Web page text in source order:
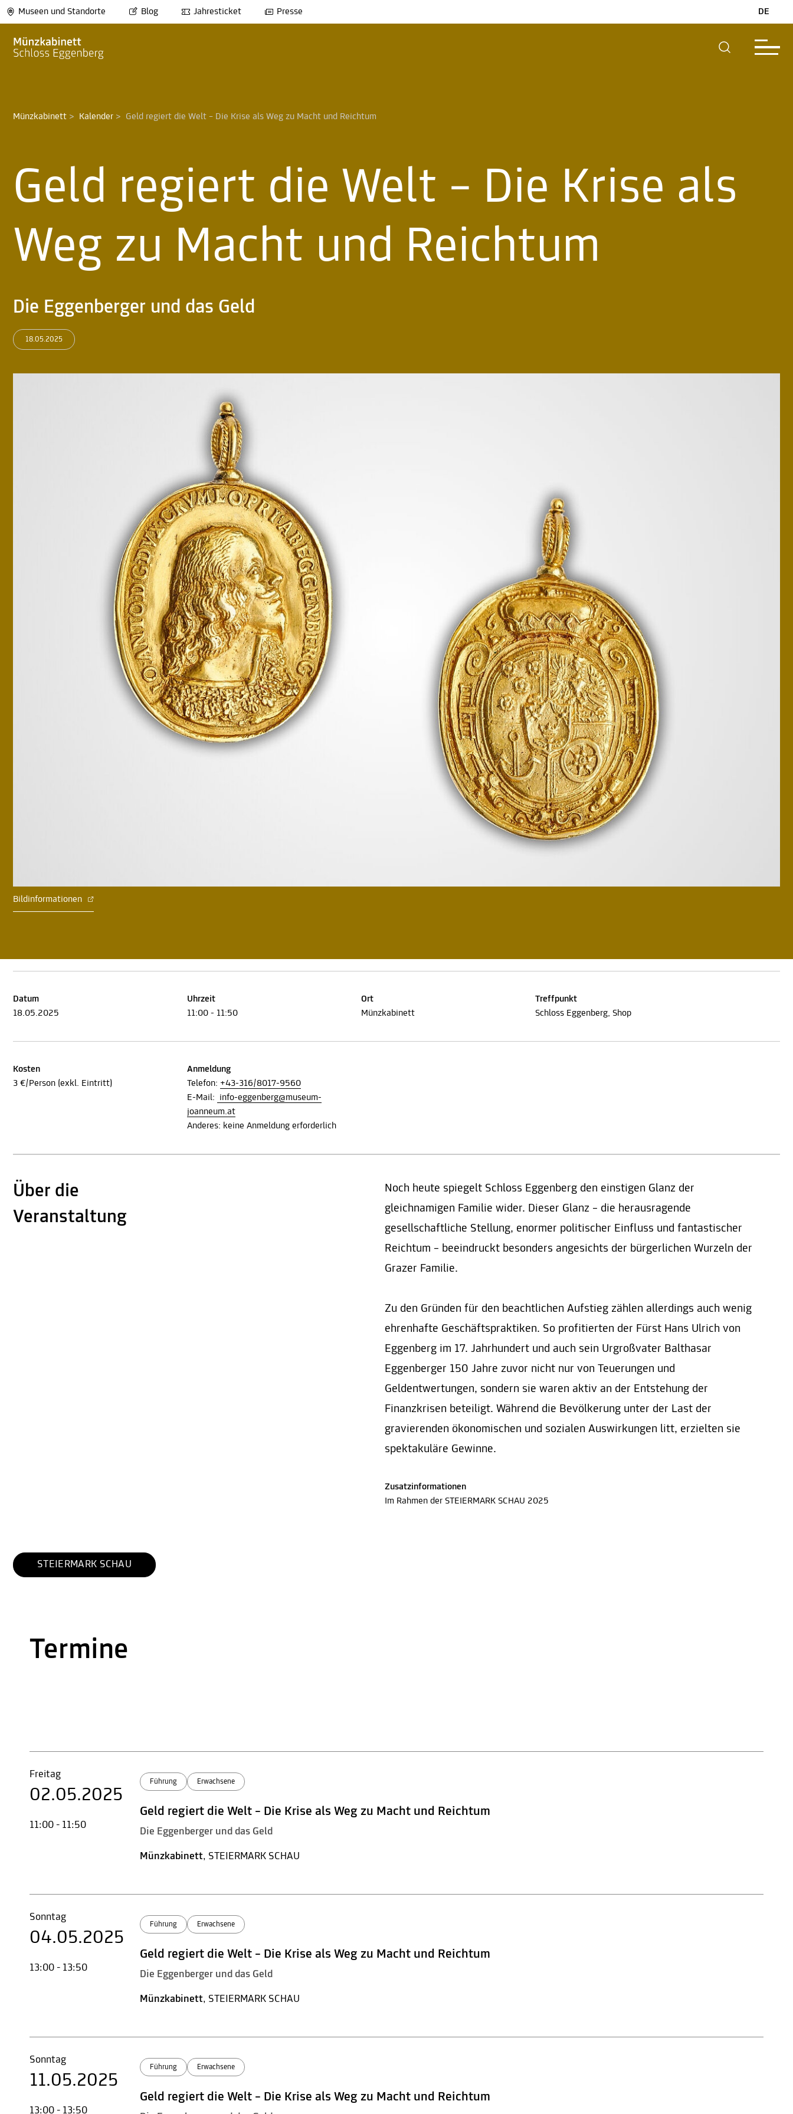
Museen und Standorte Blog Jahresticket Presse DE
Münzkabinett > Kalender > Geld regiert die Welt – Die Krise als Weg zu Macht und Reichtum
Geld regiert die Welt – Die Krise als
Weg zu Macht und Reichtum
Die Eggenberger und das Geld
18.05.2025
Bildinformationen
Datum
18.05.2025
Uhrzeit
11:00 - 11:50
Ort
Münzkabinett
Treffpunkt
Schloss Eggenberg, Shop
Kosten
3 €/Person (exkl. Eintritt)
Anmeldung
Telefon: +43-316/8017-9560
E-Mail:
info-eggenberg@museum-
joanneum.at
Anderes: keine Anmeldung erforderlich
Über die
Veranstaltung
Noch heute spiegelt Schloss Eggenberg den einstigen Glanz der
gleichnamigen Familie wider. Dieser Glanz – die herausragende
gesellschaftliche Stellung, enormer politischer Einfluss und fantastischer
Reichtum – beeindruckt besonders angesichts der bürgerlichen Wurzeln der
Grazer Familie.
Zu den Gründen für den beachtlichen Aufstieg zählen allerdings auch wenig
ehrenhafte Geschäftspraktiken. So profitierten der Fürst Hans Ulrich von
Eggenberg im 17. Jahrhundert und auch sein Urgroßvater Balthasar
Eggenberger 150 Jahre zuvor nicht nur von Teuerungen und
Geldentwertungen, sondern sie waren aktiv an der Entstehung der
Finanzkrisen beteiligt. Während die Bevölkerung unter der Last der
gravierenden ökonomischen und sozialen Auswirkungen litt, erzielten sie
spektakuläre Gewinne.
Zusatzinformationen
Im Rahmen der STEIERMARK SCHAU 2025
STEIERMARK SCHAU
Termine
Freitag
02.05.2025
11:00 - 11:50
Führung Erwachsene
Geld regiert die Welt – Die Krise als Weg zu Macht und Reichtum
Die Eggenberger und das Geld
Münzkabinett, STEIERMARK SCHAU
Sonntag
04.05.2025
13:00 - 13:50
Führung Erwachsene
Geld regiert die Welt – Die Krise als Weg zu Macht und Reichtum
Die Eggenberger und das Geld
Münzkabinett, STEIERMARK SCHAU
Sonntag
11.05.2025
13:00 - 13:50
Führung Erwachsene
Geld regiert die Welt – Die Krise als Weg zu Macht und Reichtum